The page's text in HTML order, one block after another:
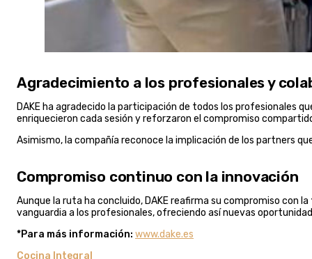
Agradecimiento a los profesionales y
DAKE ha agradecido la participación de todos los profesionales
enriquecieron cada sesión y reforzaron el compromiso
Asimismo, la compañía reconoce la implicación de los partners
Compromiso continuo con la innovación
Aunque la ruta ha concluido, DAKE reafirma su compromiso con la
vanguardia a los profesionales, ofreciendo así nuevas
*Para más información: www.dake.es
Cocina Integral